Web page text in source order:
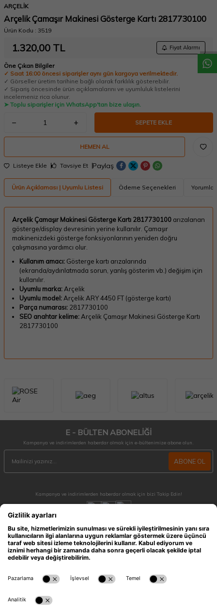
W
h
a
t
a
p
p
D
e
s
t
e
H
a
t
t
ARÇELİK
Arçelik Çamaşır Makinesi Gösterge Kartı 2817730100
Ürün Kodu : 3519
1.320,00 TL Fiyat Alarmı
Öne Çıkan Bilgiler
✓ Saat 16:00 öncesi siparişler aynı gün kargoya verilmektedir.
✓ Görseller üretim tarihine bağlı olarak farklılık gösterebilir.
✓ Sipariş öncesinde ürün açıklamalarını ve uyumluluk listelerini
incelemeniz rica olunur.
➤ Toplu siparişler için WhatsApp'tan bize ulaşın.
SEPETE EKLE
HEMEN AL
Listeye Ekle Tavsiye Et Paylaş
Ürün Açıklaması | Uyumlu Listesi Ödeme Seçenekleri Yorumlar
Arçelik Çamaşır Makinesi Gösterge Kartı 2817730100 arızalanan
gösterge/display devresinin yerine kullanılır. Çamaşır
makinenizdeki gösterge fonksiyonlarının yeniden doğru
çalışmasına yardımcı olur.
Kullanım amacı: Gösterge kartı arızalarında
(ekranda/aydınlatmada sorun, yanlış gösterim vb.) değişim için
kullanılır.
Uyumlu marka:Arçelik
Uyumlu model:Arçelik ARY 4450 FT (gösterge kartı)
Parça numarası: 2817730100
SEO anahtar kelime:Arçelik Çamaşır Makinesi Gösterge Kartı
2817730100
E - BÜLTEN ABONELİĞİ
Kampanya ve indirimlerden haberdar olmak için e-bültenimize abone olun.
ABONE OL
Kampanya ve indirimlerden haberdar olmak için bizi Takip Edin!
MÜŞTERİ HİZMETLERİ
Hafta içi 09:30 - 18:30 / Hafta sonu 10:00 - 17:00 arası merak ettiğiniz tüm sorular ve
siparişleriniz için ulaşabilirsiniz.
ÖNEMLİ BİLGİLER